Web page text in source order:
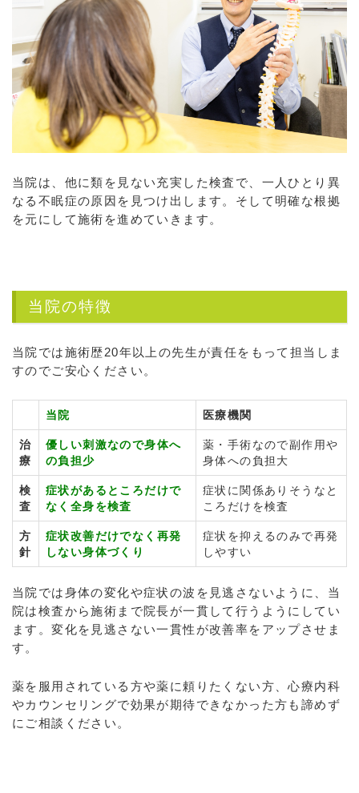
当院は、他に類を見ない充実した検査で、一人ひとり異
なる不眠症の原因を見つけ出します。そして明確な根拠
を元にして施術を進めていきます。
当院の特徴
当院では施術歴20年以上の先生が責任をもって担当しま
すのでご安心ください。
当院 医療機関
治
療
優しい刺激なので身体へ
の負担少
薬・手術なので副作用や
身体への負担大
検
査
症状があるところだけで
なく全身を検査
症状に関係ありそうなと
ころだけを検査
方
針
症状改善だけでなく再発
しない身体づくり
症状を抑えるのみで再発
しやすい
当院では身体の変化や症状の波を見逃さないように、当
院は検査から施術まで院長が一貫して行うようにしてい
ます。変化を見逃さない一貫性が改善率をアップさせま
す。
薬を服用されている方や薬に頼りたくない方、心療内科
やカウンセリングで効果が期待できなかった方も諦めず
にご相談ください。